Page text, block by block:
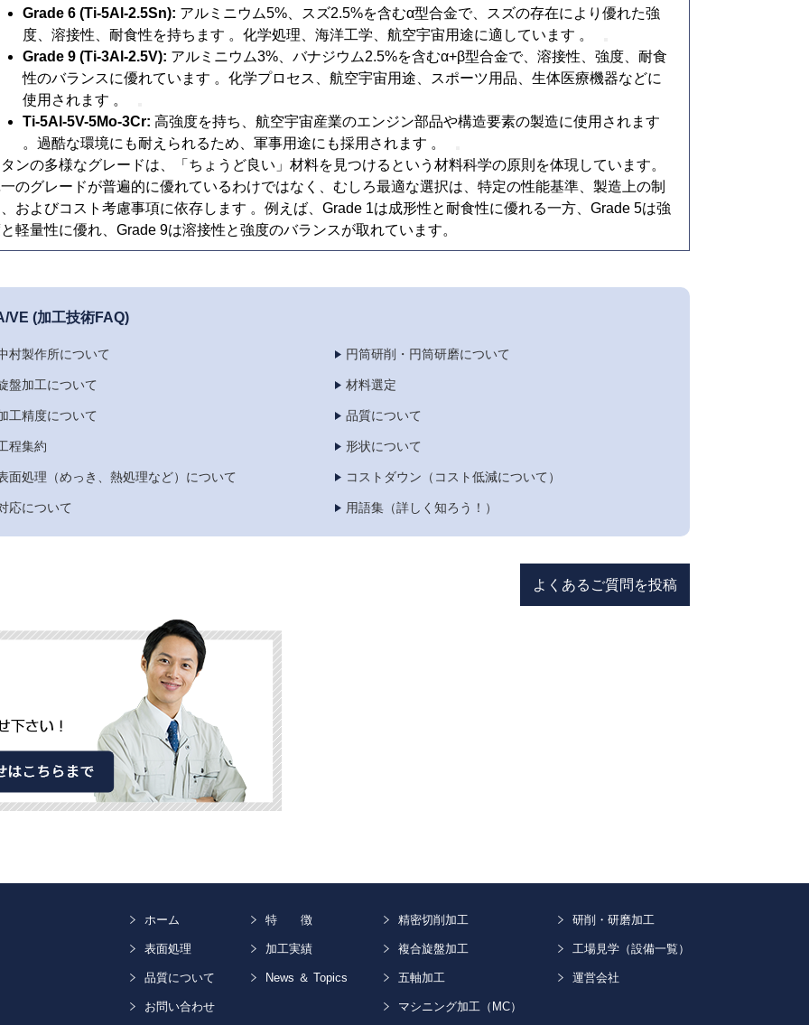
Grade 6 (Ti-5Al-2.5Sn): アルミニウム5%、スズ2.5%を含むα型合金で、スズの存在により優れた強
度、溶接性、耐食性を持ちます 。化学処理、海洋工学、航空宇宙用途に適しています 。
Grade 9 (Ti-3Al-2.5V): アルミニウム3%、バナジウム2.5%を含むα+β型合金で、溶接性、強度、耐食
性のバランスに優れています 。化学プロセス、航空宇宙用途、スポーツ用品、生体医療機器などに
使用されます 。
Ti-5Al-5V-5Mo-3Cr: 高強度を持ち、航空宇宙産業のエンジン部品や構造要素の製造に使用されます
。過酷な環境にも耐えられるため、軍事用途にも採用されます 。
ンの多様なグレードは、「ちょうど良い」材料を見つけるという材料科学の原則を体現しています。
のグレードが普遍的に優れているわけではなく、むしろ最適な選択は、特定の性能基準、製造上の制
およびコスト考慮事項に依存します 。例えば、Grade 1は成形性と耐食性に優れる一方、Grade 5は強
軽量性に優れ、Grade 9は溶接性と強度のバランスが取れています。
VE (加工技術FAQ)
村製作所について 円筒研削・円筒研磨について
盤加工について 材料選定
工精度について 品質について
程集約 形状について
面処理（めっき、熱処理など）について コストダウン（コスト低減について）
応について 用語集（詳しく知ろう！）
よくあるご質問を投稿
ホーム
表面処理
品質について
お問い合わせ
特 徴
加工実績
News ＆ Topics
精密切削加工
複合旋盤加工
五軸加工
マシニング加工（MC）
研削・研磨加工
工場見学（設備一覧）
運営会社